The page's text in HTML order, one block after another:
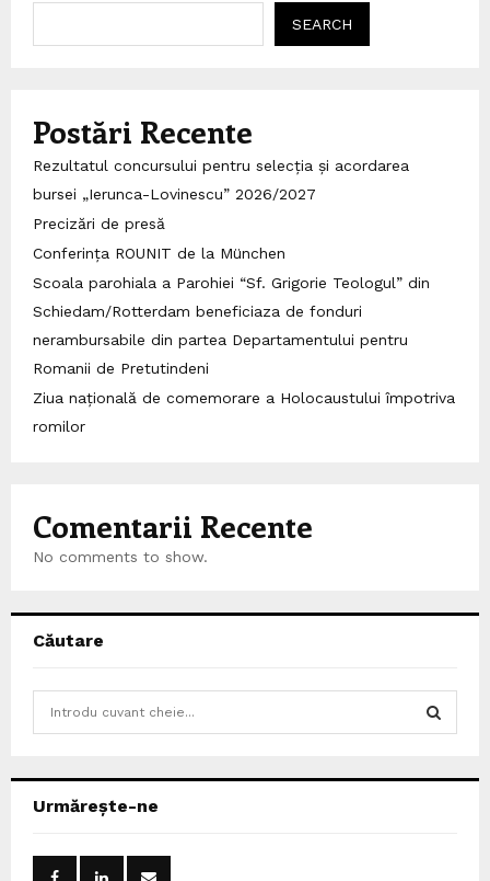
SEARCH
Postări Recente
Rezultatul concursului pentru selecția și acordarea
bursei „Ierunca-Lovinescu” 2026/2027
Precizări de presă
Conferința ROUNIT de la München
Scoala parohiala a Parohiei “Sf. Grigorie Teologul” din
Schiedam/Rotterdam beneficiaza de fonduri
nerambursabile din partea Departamentului pentru
Romanii de Pretutindeni
Ziua națională de comemorare a Holocaustului împotriva
romilor
Comentarii Recente
No comments to show.
Căutare
h
Urmărește-ne